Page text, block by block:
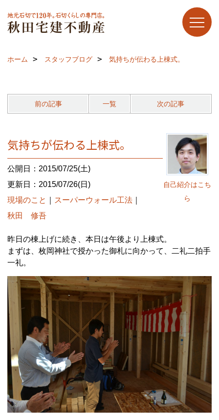
ホーム スタッフブログ 気持ちが伝わる上棟式。
前の記事 一覧 次の記事
自己紹介はこち
ら
気持ちが伝わる上棟式。
公開日：2015/07/25(土)
更新日：2015/07/26(日)
現場のこと
スーパーウォール工法
秋田 修吾
昨日の棟上げに続き、本日は午後より上棟式。
まずは、枚岡神社で授かった御札に向かって、二礼二拍手
一礼。